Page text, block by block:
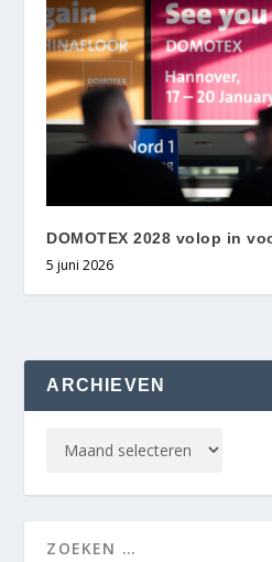
DOMOTEX 2028 volop in
5 juni 2026
ARCHIEVEN